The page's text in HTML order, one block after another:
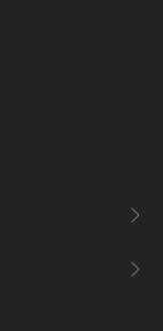
13.30-17.30